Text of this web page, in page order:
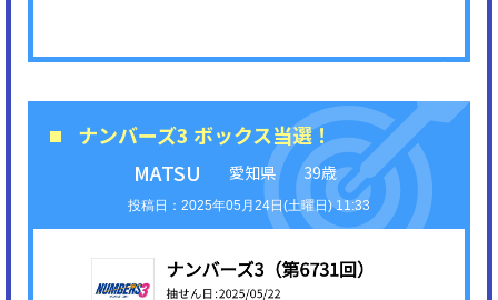
ナンバーズ3 ボックス当選！
MATSU
愛知県 39歳
2025年05月24日(土曜日) 11:33